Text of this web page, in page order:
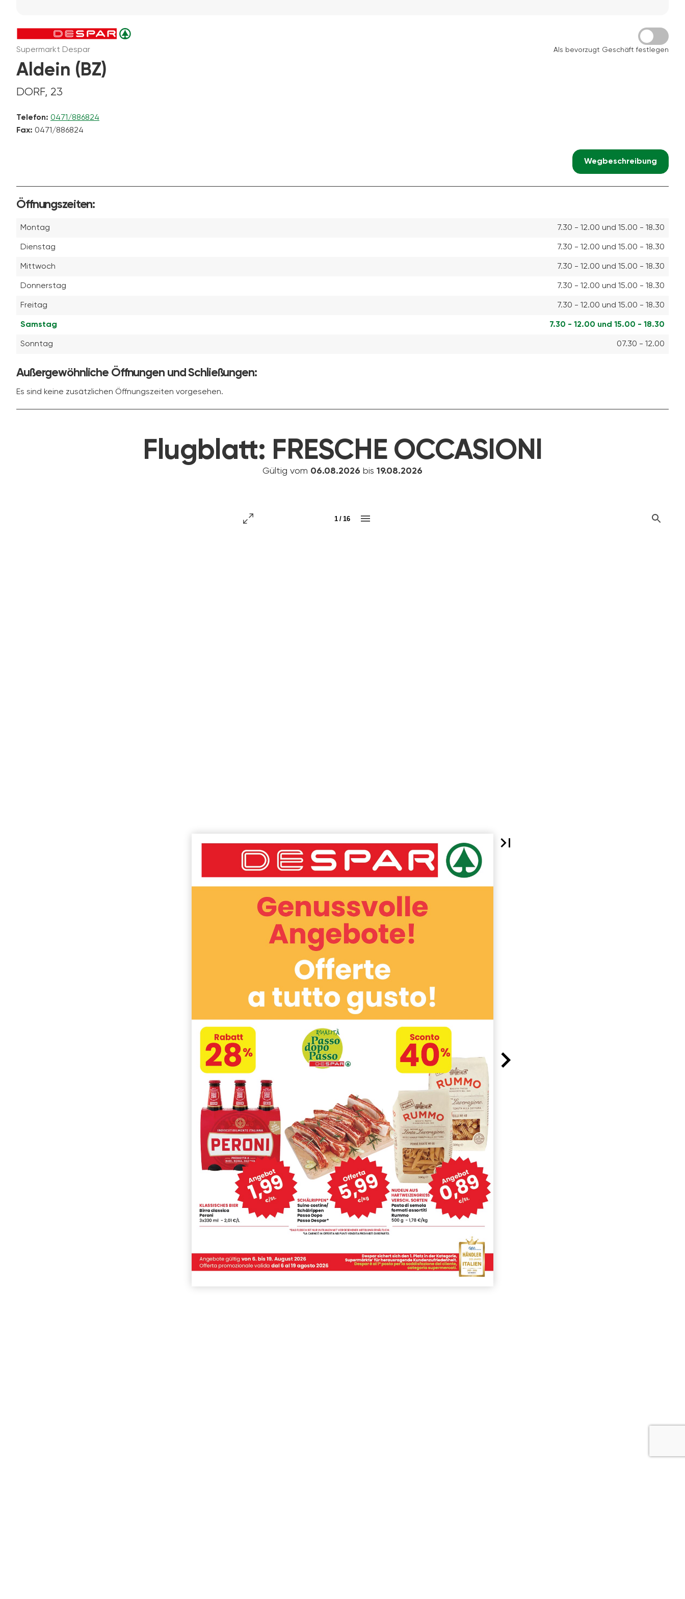
Supermarkt Despar
Aldein (BZ)
DORF, 23
Telefon: 0471/886824
Fax: 0471/886824
Als bevorzugt Geschäft festlegen
Wegbeschreibung
Öffnungszeiten:
Montag 7.30 - 12.00 und 15.00 - 18.30
Dienstag 7.30 - 12.00 und 15.00 - 18.30
Mittwoch 7.30 - 12.00 und 15.00 - 18.30
Donnerstag 7.30 - 12.00 und 15.00 - 18.30
Freitag 7.30 - 12.00 und 15.00 - 18.30
Samstag 7.30 - 12.00 und 15.00 - 18.30
Sonntag 07.30 - 12.00
Außergewöhnliche Öffnungen und Schließungen:
Es sind keine zusätzlichen Öffnungszeiten vorgesehen.
Flugblatt: FRESCHE OCCASIONI
Gültig vom 06.08.2026 bis 19.08.2026